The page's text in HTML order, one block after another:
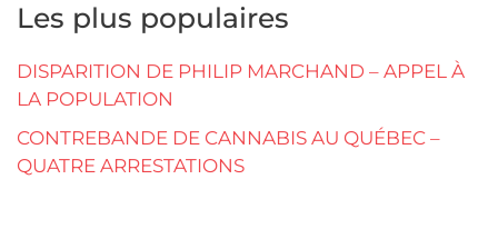
Les plus populaires
DISPARITION DE PHILIP MARCHAND – APPEL À
LA POPULATION
CONTREBANDE DE CANNABIS AU QUÉBEC –
QUATRE ARRESTATIONS